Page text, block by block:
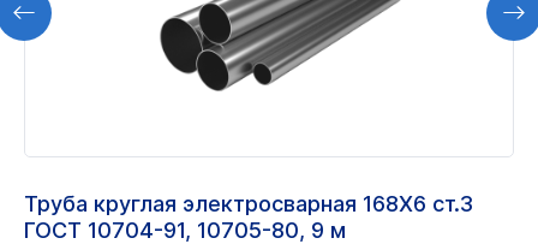
Труба круглая электросварная 168Х6 ст.3
ГОСТ 10704-91, 10705-80, 9 м